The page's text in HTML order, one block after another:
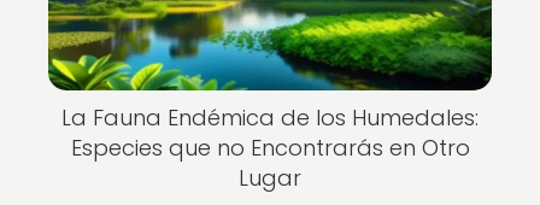
La Fauna Endémica de los Humedales:
Especies que no Encontrarás en Otro
Lugar